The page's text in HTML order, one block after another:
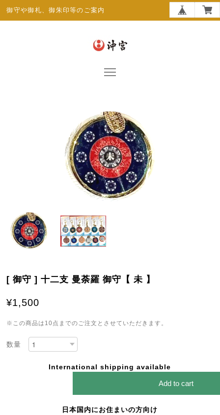
御守や御札、御朱印等のご案内
[ 御守 ] 十二支 曼荼羅 御守【 未 】
¥1,500
※この商品は10点までのご注文とさせていただきます。
数量
International shipping available
Add to cart
日本国内にお住まいの方向け